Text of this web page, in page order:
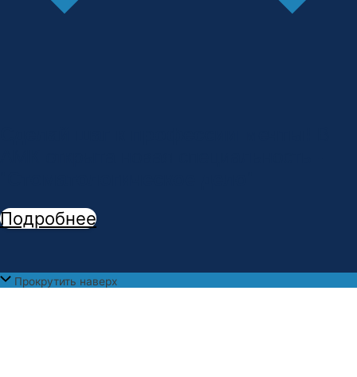
Подробнее
Прокрутить наверх